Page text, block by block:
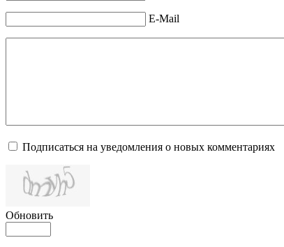
E-Mail
Подписаться на уведомления о новых комментариях
Обновить